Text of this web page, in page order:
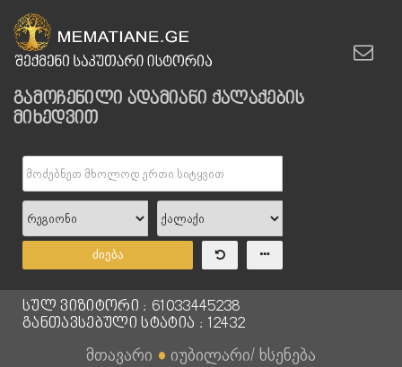
გამოჩენილი ადამიანი ქალაქების
მიხედვით
ძიება
სულ ვიზიტორი : 61033445238
განთავსებული სტატია : 12432
მთავარი ● იუბილარი/ ხსენება